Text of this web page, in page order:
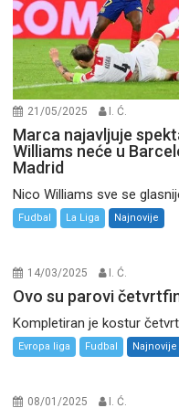
21/05/2025 I. Ć.
Marca najavljuje
Williams neće u
Madrid
Nico Williams sve se
Fudbal La Liga Najnovije
14/03/2025 I. Ć.
Ovo su parovi
Kompletiran je kostur
Evropa liga Fudbal Najnovije
08/01/2025 I. Ć.